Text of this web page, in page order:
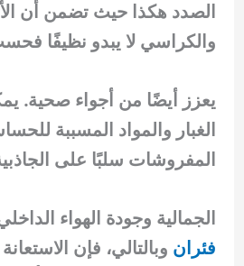
الصدد هكذا حيث تضمن أن
والكراسي لا يبدو نظيفًا
يعزز أيضًا من أجواء صحية.
الغبار والمواد المسببة
المفروشات سلبًا على
الجمالية وجودة الهواء
فئران وبالتالي، فإن